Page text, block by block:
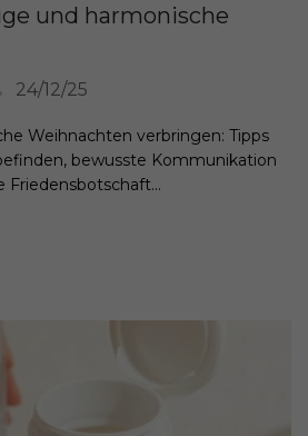
und harmonische
24/12/25
Weihnachten verbringen: Tipps
bewusste Kommunikation
Friedensbotschaft...